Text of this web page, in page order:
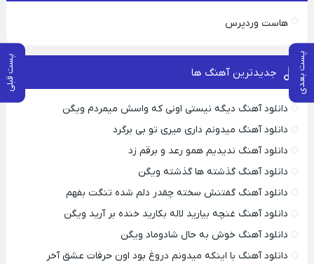
پست بعدی پست قبلی
هاست وردپرس
جدیدترین آهنگ ها
دانلود آهنگ دیگه نیستی اونی که واسش میمردم ویگن
دانلود آهنگ میدونم داری میری تو بی برگرد
دانلود آهنگ ندیدیم همو رعد و برقم زد
دانلود آهنگ گذشته ها گذشته ویگن
دانلود آهنگ گفتنش سخته چقدر دلم شده تنگت بفهم
دانلود آهنگ غنچه بیارید لاله بکارید خنده بر آرید ویگن
دانلود آهنگ خوش به حال شادوماد ویگن
دانلود آهنگ با اینکه میدونم دروغ بود اون حرفات عشق آخر